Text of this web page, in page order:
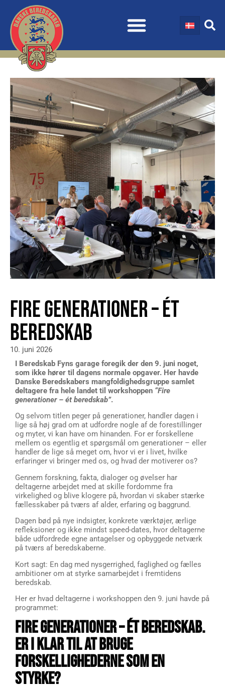
FIRE GENERATIONER – ÉT
BEREDSKAB
10. juni 2026
I Beredskab Fyns garage foregik der den 9. juni noget,
som ikke hører til dagens normale opgaver. Her havde
Danske Beredskabers mangfoldighedsgruppe samlet
deltagere fra hele landet til workshoppen “Fire
generationer – ét beredskab”.
Og selvom titlen peger på generationer, handler dagen i
lige så høj grad om at udfordre nogle af de forestillinger
og myter, vi kan have om hinanden. For er forskellene
mellem os egentlig et spørgsmål om generationer – eller
handler de lige så meget om, hvor vi er i livet, hvilke
erfaringer vi bringer med os, og hvad der motiverer os?
Gennem forskning, fakta, dialoger og øvelser har
deltagerne arbejdet med at skille fordomme fra
virkelighed og blive klogere på, hvordan vi skaber stærke
fællesskaber på tværs af alder, erfaring og baggrund.
Dagen bød på nye indsigter, konkrete værktøjer, ærlige
refleksioner og ikke mindst speed-dates, hvor deltagerne
både udfordrede egne antagelser og opbyggede netværk
på tværs af beredskaberne.
Kort sagt: En dag med nysgerrighed, faglighed og fælles
ambitioner om at styrke samarbejdet i fremtidens
beredskab.
Her er hvad deltagerne i workshoppen den 9. juni havde på
programmet:
FIRE GENERATIONER – ÉT BEREDSKAB.
ER I KLAR TIL AT BRUGE
FORSKELLIGHEDERNE SOM EN
STYRKE?